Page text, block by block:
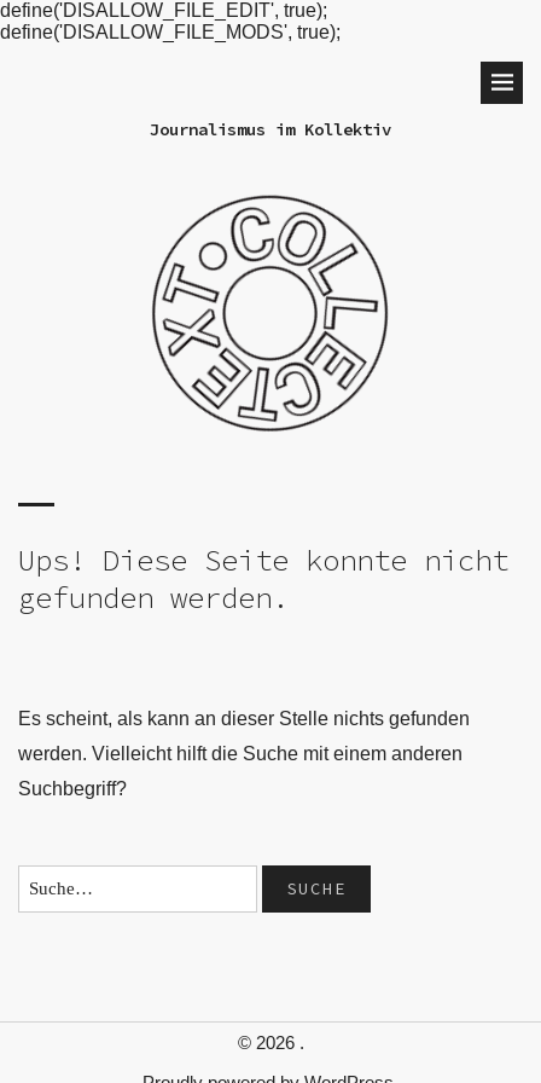
define('DISALLOW_FILE_EDIT', true);
define('DISALLOW_FILE_MODS', true);
Journalismus im Kollektiv
Ups! Diese Seite konnte nicht
gefunden werden.
Es scheint, als kann an dieser Stelle nichts gefunden
werden. Vielleicht hilft die Suche mit einem anderen
Suchbegriff?
© 2026 .